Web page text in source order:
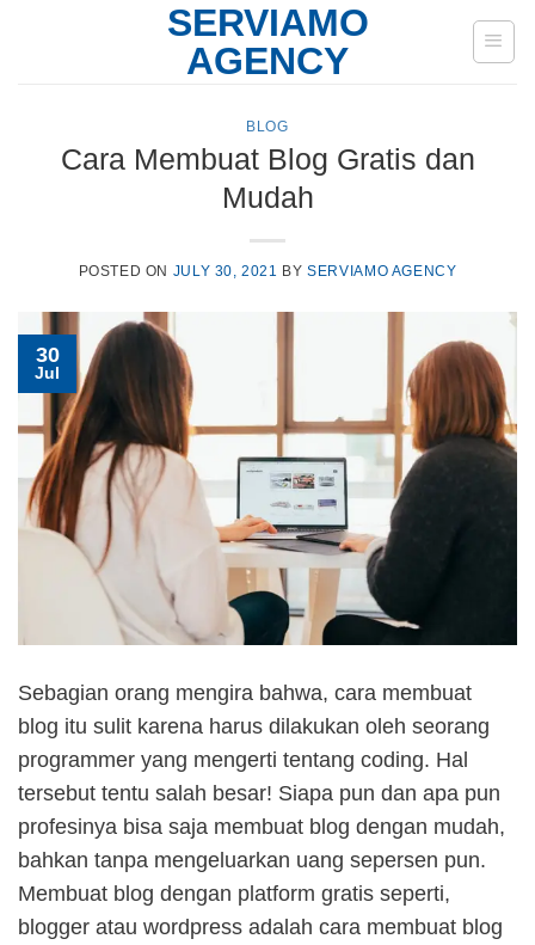
SERVIAMO
AGENCY
BLOG
Cara Membuat Blog Gratis dan
Mudah
POSTED ON JULY 30, 2021 BYSERVIAMO AGENCY
30
Jul
Sebagian orang mengira bahwa, cara membuat
blog itu sulit karena harus dilakukan oleh seorang
programmer yang mengerti tentang coding. Hal
tersebut tentu salah besar! Siapa pun dan apa pun
profesinya bisa saja membuat blog dengan mudah,
bahkan tanpa mengeluarkan uang sepersen pun.
Membuat blog dengan platform gratis seperti,
blogger atau wordpress adalah cara membuat blog